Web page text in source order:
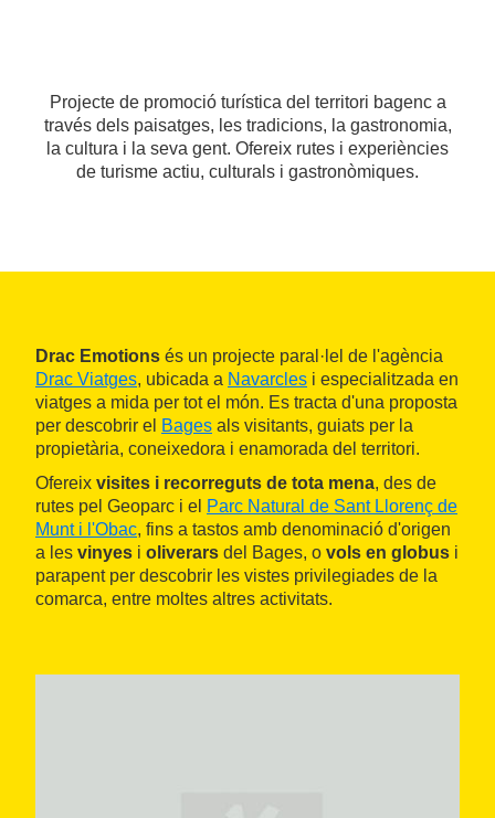
Projecte de promoció turística del territori bagenc a
través dels paisatges, les tradicions, la gastronomia,
la cultura i la seva gent. Ofereix rutes i experiències
de turisme actiu, culturals i gastronòmiques.
Drac Emotions és un projecte paral·lel de l'agència
Drac Viatges, ubicada a Navarcles i especialitzada en
viatges a mida per tot el món. Es tracta d'una proposta
per descobrir el Bages als visitants, guiats per la
propietària, coneixedora i enamorada del territori.
Ofereix visites i recorreguts de tota mena, des de
rutes pel Geoparc i el Parc Natural de Sant Llorenç de
Munt i l'Obac, fins a tastos amb denominació d'origen
a les vinyes i oliverars del Bages, o vols en globus i
parapent per descobrir les vistes privilegiades de la
comarca, entre moltes altres activitats.